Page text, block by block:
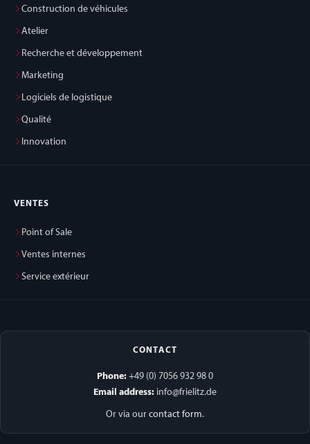
Construction de véhicules
Atelier
Recherche et développement
Marketing
Logiciels de logistique
Qualité
Innovation
VENTES
Point of Sale
Ventes internes
Service extérieur
CONTACT
Phone: +49 (0) 7056 932 98 0
Email address: info@frielitz.de
Or via our contact form.